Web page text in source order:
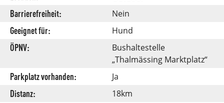
Barrierefreiheit: Nein
Geeignet für: Hund
ÖPNV:
Bushaltestelle
„Thalmässing Marktplatz“
Parkplatz vorhanden: Ja
Distanz: 18km